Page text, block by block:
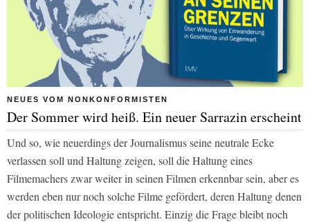
NEUES VOM NONKONFORMISTEN
Der Sommer wird heiß. Ein neuer Sarrazin erscheint
Und so, wie neuerdings der Journalismus seine neutrale Ecke
verlassen soll und Haltung zeigen, soll die Haltung eines
Filmemachers zwar weiter in seinen Filmen erkennbar sein, aber es
werden eben nur noch solche Filme gefördert, deren Haltung denen
der politischen Ideologie entspricht. Einzig die Frage bleibt noch